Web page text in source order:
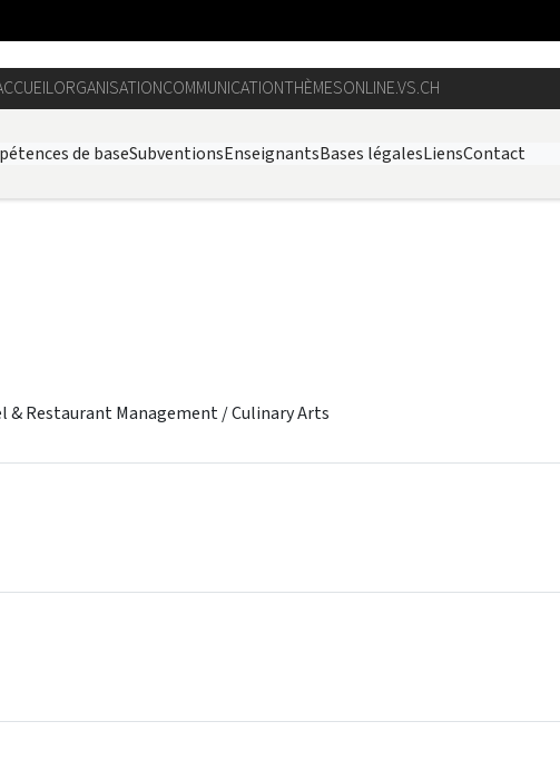
ORGANISATIONCOMMUNICATIONTHÈMESONLINE.VS.CH
de baseSubventionsEnseignantsBases légalesLiensContact
Restaurant Management / Culinary Arts